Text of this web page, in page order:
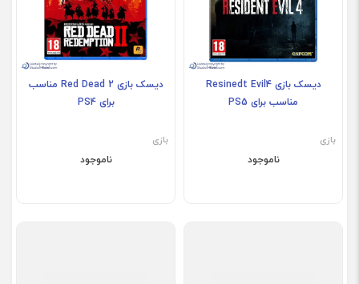
دیسک بازی Resinedt Evil4
مناسب برای PS5
بازی
ناموجود
دیسک بازی Red Dead 2 مناسب
برای PS4
بازی
ناموجود